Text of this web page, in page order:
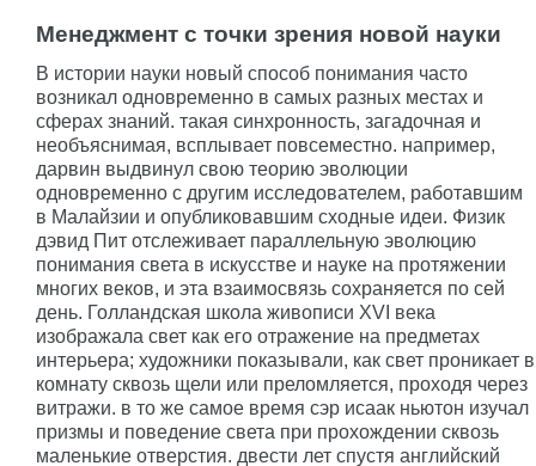
Менеджмент с точки зрения новой науки
В истории науки новый способ понимания часто
возникал одновременно в самых разных местах и
сферах знаний. такая синхронность, загадочная и
необъяснимая, всплывает повсеместно. например,
дарвин выдвинул свою теорию эволюции
одновременно с другим исследователем, работавшим
в Малайзии и опубликовавшим сходные идеи. Физик
дэвид Пит отслеживает параллельную эволюцию
понимания света в искусстве и науке на протяжении
многих веков, и эта взаимосвязь сохраняется по сей
день. Голландская школа живописи XVI века
изображала свет как его отражение на предметах
интерьера; художники показывали, как свет проникает в
комнату сквозь щели или преломляется, проходя через
витражи. в то же самое время сэр исаак ньютон изучал
призмы и поведение света при прохождении сквозь
маленькие отверстия. двести лет спустя английский